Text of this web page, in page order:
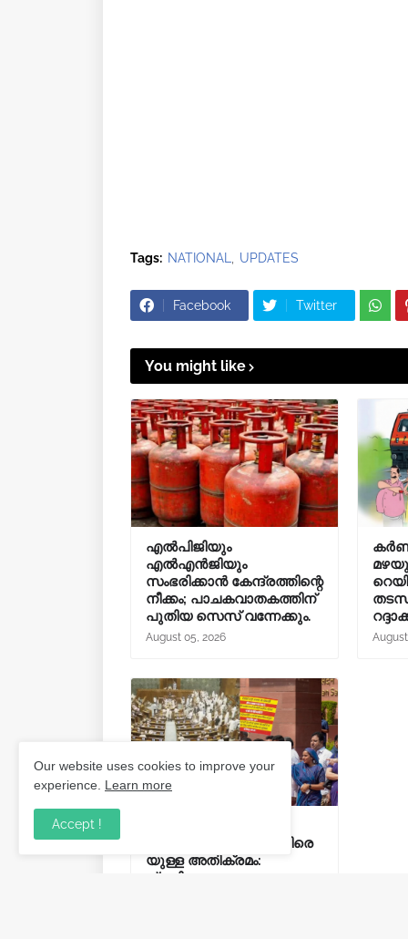
Tags: NATIONAL UPDATES
Facebook Twitter
You might like
എൽപിജിയും
എൽഎൻജിയും
സംഭരിക്കാൻ കേന്ദ്രത്തിന്റെ
നീക്കം; പാചകവാതകത്തിന്
പുതിയ സെസ് വന്നേക്കും.
August 05, 2026
പ്രതിഷേധക്കാർക്കെതിരെ
യുള്ള അതിക്രമം:
പ്രതിപക്ഷ
Our website uses cookies to improve your
experience. Learn more
Accept !